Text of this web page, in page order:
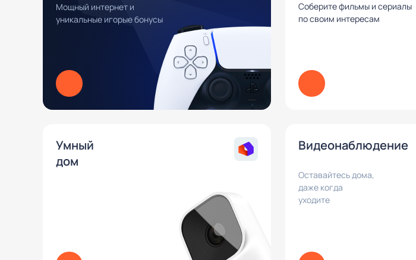
Мощный интернет и
уникальные игорые бонусы
Соберите фильмы и сериалы
по своим интересам
Умный
дом
Видеонаблюдение
Оставайтесь дома,
даже когда
уходите